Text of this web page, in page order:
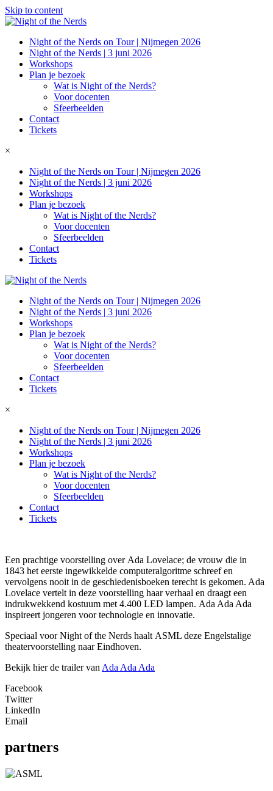
Skip to content
Night of the Nerds on Tour | Nijmegen 2026
Night of the Nerds | 3 juni 2026
Workshops
Plan je bezoek
Wat is Night of the Nerds?
Voor docenten
Sfeerbeelden
Contact
Tickets
×
Night of the Nerds on Tour | Nijmegen 2026
Night of the Nerds | 3 juni 2026
Workshops
Plan je bezoek
Wat is Night of the Nerds?
Voor docenten
Sfeerbeelden
Contact
Tickets
Night of the Nerds on Tour | Nijmegen 2026
Night of the Nerds | 3 juni 2026
Workshops
Plan je bezoek
Wat is Night of the Nerds?
Voor docenten
Sfeerbeelden
Contact
Tickets
×
Night of the Nerds on Tour | Nijmegen 2026
Night of the Nerds | 3 juni 2026
Workshops
Plan je bezoek
Wat is Night of the Nerds?
Voor docenten
Sfeerbeelden
Contact
Tickets
Een prachtige voorstelling over Ada Lovelace; de vrouw die in
1843 het eerste ingewikkelde computeralgoritme schreef en
vervolgens nooit in de geschiedenisboeken terecht is gekomen. Ada
Lovelace vertelt in deze voorstelling haar verhaal en draagt een
indrukwekkend kostuum met 4.400 LED lampen. Ada Ada Ada
inspireert jongeren voor technologie en innovatie.
Speciaal voor Night of the Nerds haalt ASML deze Engelstalige
theatervoorstelling naar Eindhoven.
Bekijk hier de trailer van Ada Ada Ada
Facebook
Twitter
LinkedIn
Email
partners